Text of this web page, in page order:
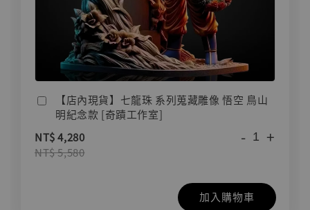
【店內現貨】七龍珠 系列蒐藏雕像 悟空 鳥山
明紀念款 [奇蹟工作室]
NT$ 4,280
NT$ 5,580
- +
加入購物車